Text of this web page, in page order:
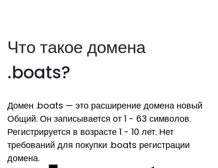
Что такое домена
.boats?
Домен .boats — это расширение домена новый
Общий. Он записывается от 1 - 63 символов.
Регистрируется в возрасте 1 - 10 лет. Нет
требований для покупки .boats регистрации
домена.